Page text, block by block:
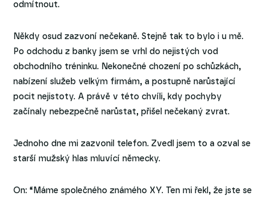
odmítnout.
Někdy osud zazvoní nečekaně. Stejně tak to bylo i u mě.
Po odchodu z banky jsem se vrhl do nejistých vod
obchodního tréninku. Nekonečné chození po schůzkách,
nabízení služeb velkým firmám, a postupně narůstající
pocit nejistoty. A právě v této chvíli, kdy pochyby
začínaly nebezpečně narůstat, přišel nečekaný zvrat.
Jednoho dne mi zazvonil telefon. Zvedl jsem to a ozval se
starší mužský hlas mluvící německy.
On: “Máme společného známého XY. Ten mi řekl, že jste se